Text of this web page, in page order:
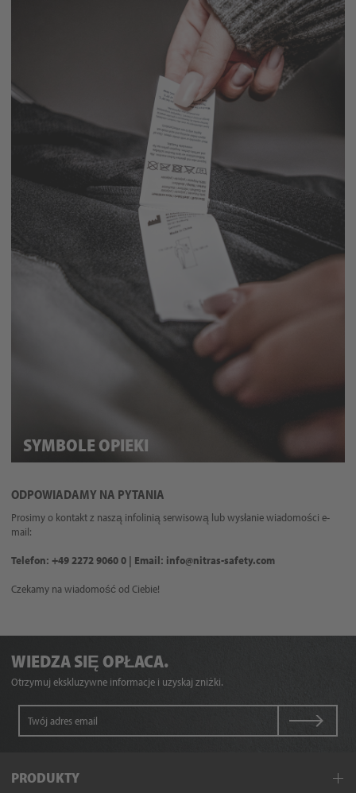
SYMBOLE OPIEKI
ODPOWIADAMY NA PYTANIA
Prosimy o kontakt z naszą infolinią serwisową lub wysłanie wiadomości e-
mail:
Telefon: +49 2272 9060 0 | Email: info@nitras-safety.com
Czekamy na wiadomość od Ciebie!
WIEDZA SIĘ OPŁACA.
Otrzymuj ekskluzywne informacje i uzyskaj zniżki.
PRODUKTY